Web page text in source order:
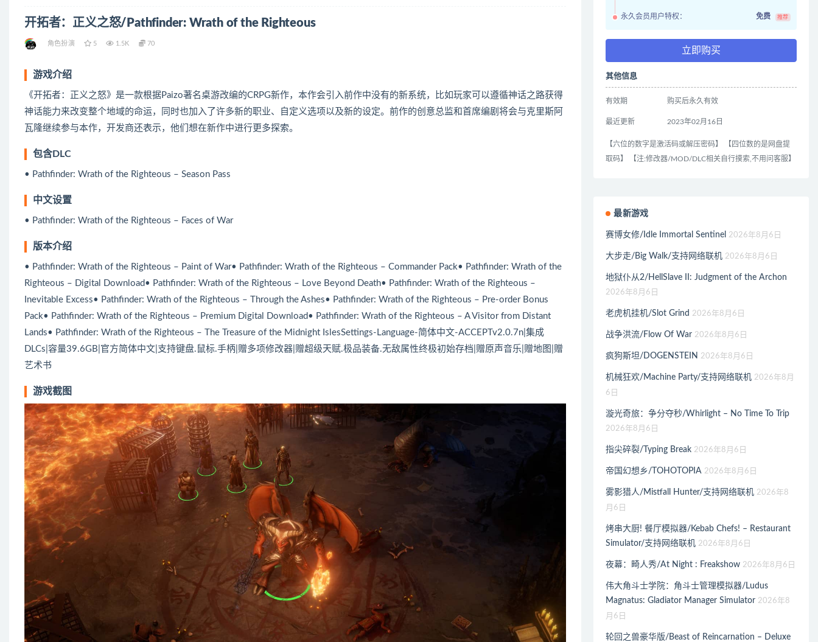
开拓者：正义之怒/Pathfinder: Wrath of the Righteous
角色扮演 5 1.5K 70
游戏介绍
《开拓者：正义之怒》是一款根据Paizo著名桌游改编的CRPG新作，本作会引入前作中没有的新系统，比如玩家可以遵循神话之路获得
神话能力来改变整个地域的命运，同时也加入了许多新的职业、自定义选项以及新的设定。前作的创意总监和首席编剧将会与克里斯阿
瓦隆继续参与本作，开发商还表示，他们想在新作中进行更多探索。
包含DLC
• Pathfinder: Wrath of the Righteous – Season Pass
中文设置
• Pathfinder: Wrath of the Righteous – Faces of War
版本介绍
• Pathfinder: Wrath of the Righteous – Paint of War• Pathfinder: Wrath of the Righteous – Commander Pack• Pathfinder: Wrath of the
Righteous – Digital Download• Pathfinder: Wrath of the Righteous – Love Beyond Death• Pathfinder: Wrath of the Righteous –
Inevitable Excess• Pathfinder: Wrath of the Righteous – Through the Ashes• Pathfinder: Wrath of the Righteous – Pre-order Bonus
Pack• Pathfinder: Wrath of the Righteous – Premium Digital Download• Pathfinder: Wrath of the Righteous – A Visitor from Distant
Lands• Pathfinder: Wrath of the Righteous – The Treasure of the Midnight IslesSettings-Language-简体中文-ACCEPTv2.0.7n|集成
DLCs|容量39.6GB|官方简体中文|支持键盘.鼠标.手柄|赠多项修改器|赠超级天赋.极品装备.无敌属性终极初始存档|赠原声音乐|赠地图|赠
艺术书
游戏截图
永久会员用户特权： 免费 推荐
立即购买
其他信息
有效期 购买后永久有效
最近更新 2023年02月16日
【六位的数字是激活码或解压密码】 【四位数的是网盘提
取码】 【注:修改器/MOD/DLC相关自行摸索,不用问客服】
最新游戏
赛博女修/Idle Immortal Sentinel 2026年8月6日
大步走/Big Walk/支持网络联机 2026年8月6日
地狱仆从2/HellSlave II: Judgment of the Archon
2026年8月6日
老虎机挂机/Slot Grind 2026年8月6日
战争洪流/Flow Of War 2026年8月6日
疯狗斯坦/DOGENSTEIN 2026年8月6日
机械狂欢/Machine Party/支持网络联机 2026年8月
6日
漩光奇旅：争分夺秒/Whirlight – No Time To Trip
2026年8月6日
指尖碎裂/Typing Break 2026年8月6日
帝国幻想乡/TOHOTOPIA 2026年8月6日
雾影猎人/Mistfall Hunter/支持网络联机 2026年8
月6日
烤串大厨! 餐厅模拟器/Kebab Chefs! – Restaurant
Simulator/支持网络联机 2026年8月6日
夜幕：畸人秀/At Night : Freakshow 2026年8月6日
伟大角斗士学院：角斗士管理模拟器/Ludus
Magnatus: Gladiator Manager Simulator 2026年8
月6日
轮回之兽豪华版/Beast of Reincarnation – Deluxe